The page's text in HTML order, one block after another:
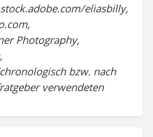
eliasbilly,
Photography,
bzw. nach
verwendeten